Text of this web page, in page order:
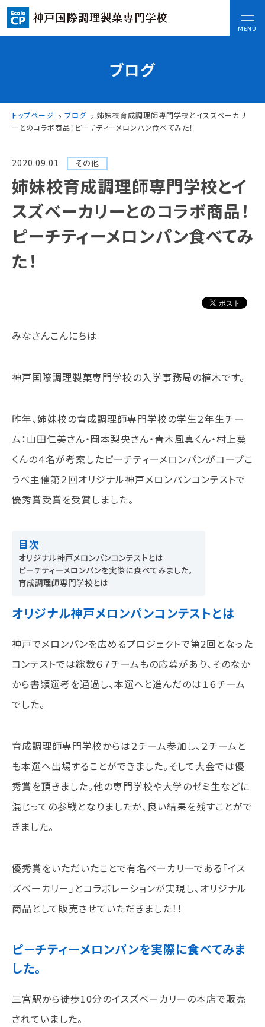
MENU
CLOSE
ここから始まる私の未来
日本全国から集まる学生たち
入学情報
AO入試
一般入試
学校案内
学校法人 育成学園の歩み
学費・奨学金
住まいサポート
学科紹介
調理学科
製菓学科
Wライセンスコース
（調理&製菓）
就職について
内定者VOICE
インターンシップ
チャレンジプログラム
フォローアップレッスン
Eラーニング
コンクールチャレンジ
先生紹介
キャンパスライフ
学生カフェ営業インフォメーション
コックコート紹介
社会人・大学生・短大生の方へ
留学生の方へ(for Foreign Student)
各種証明書の申請について
アクセス
ブログ
トップページ ブログ
姉妹校育成調理師専門学校とイスズベーカリ
ーとのコラボ商品！ピーチティーメロンパン食べてみた！
2020.09.01 その他
姉妹校育成調理師専門学校とイ
スズベーカリーとのコラボ商品！
ピーチティーメロンパン食べてみ
た！
みなさんこんにちは
神戸国際調理製菓専門学校の入学事務局の植木です。
昨年、姉妹校の育成調理師専門学校の学生２年生チー
ム：山田仁美さん・岡本梨央さん・青木風真くん・村上葵
くんの４名が考案したピーチティーメロンパンがコープこ
うべ主催第２回オリジナル神戸メロンパンコンテストで
優秀賞受賞を受賞しました。
目次
オリジナル神戸メロンパンコンテストとは
ピーチティーメロンパンを実際に食べてみました。
育成調理師専門学校とは
オリジナル神戸メロンパンコンテストとは
神戸でメロンパンを広めるプロジェクトで第2回となった
コンテストでは総数６７チームもの応募があり、そのなか
から書類選考を通過し、本選へと進んだのは１６チーム
でした。
育成調理師専門学校からは２チーム参加し、２チームと
も本選へ出場することができました。そして大会では優
秀賞を頂きました。他の専門学校や大学のゼミ生などに
混じっての参戦となりましたが、良い結果を残すことがで
きました。
優秀賞をいただいたことで有名ベーカリーである「イス
ズベーカリー」とコラボレーションが実現し、オリジナル
商品として販売させていただきました！！
ピーチティーメロンパンを実際に食べてみま
した。
三宮駅から徒歩10分のイスズベーカリーの本店で販売
されていました。